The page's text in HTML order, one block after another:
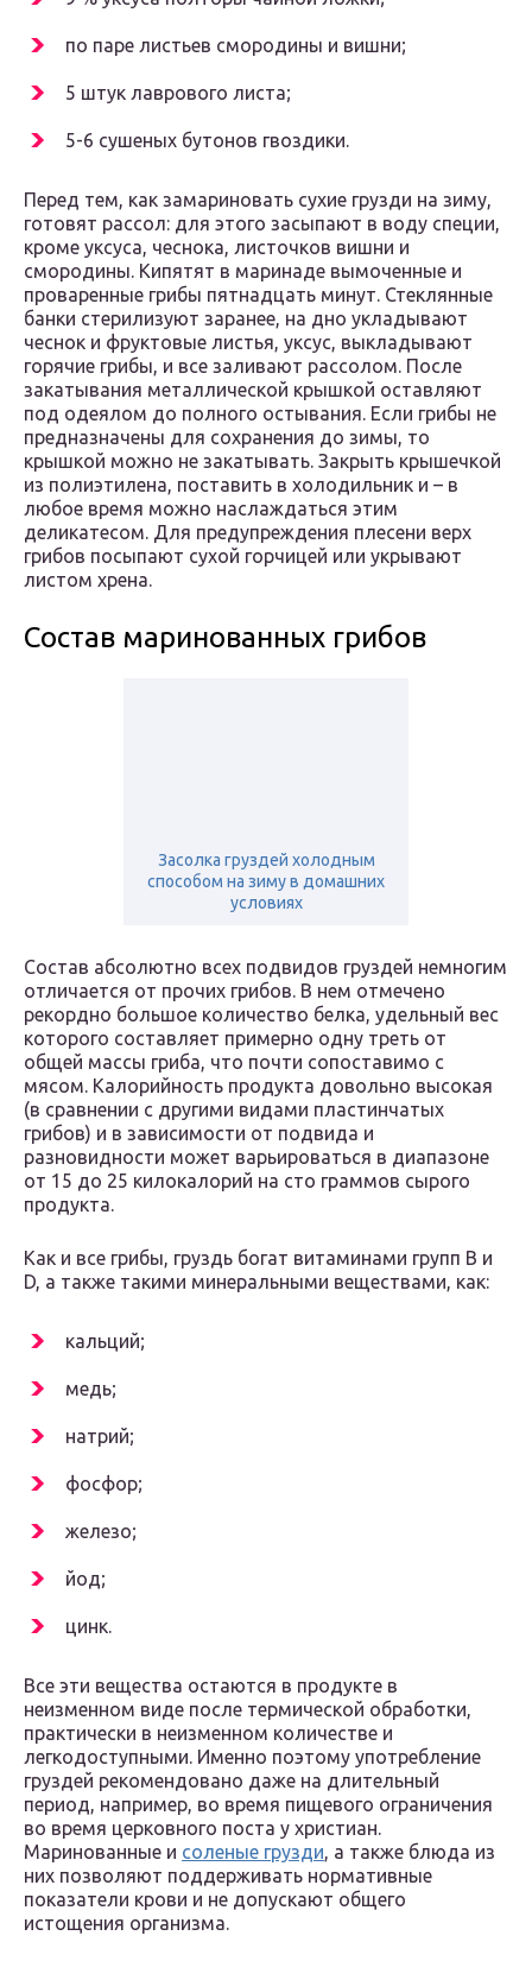
по паре листьев смородины и вишни;
5 штук лаврового листа;
5-6 сушеных бутонов гвоздики.
Перед тем, как замариновать сухие грузди на зиму,
готовят рассол: для этого засыпают в воду специи,
кроме уксуса, чеснока, листочков вишни и
смородины. Кипятят в маринаде вымоченные и
проваренные грибы пятнадцать минут. Стеклянные
банки стерилизуют заранее, на дно укладывают
чеснок и фруктовые листья, уксус, выкладывают
горячие грибы, и все заливают рассолом. После
закатывания металлической крышкой оставляют
под одеялом до полного остывания. Если грибы не
предназначены для сохранения до зимы, то
крышкой можно не закатывать. Закрыть крышечкой
из полиэтилена, поставить в холодильник и – в
любое время можно наслаждаться этим
деликатесом. Для предупреждения плесени верх
грибов посыпают сухой горчицей или укрывают
листом хрена.
Состав маринованных грибов
Засолка груздей холодным
способом на зиму в домашних
условиях
Состав абсолютно всех подвидов груздей немногим
отличается от прочих грибов. В нем отмечено
рекордно большое количество белка, удельный вес
которого составляет примерно одну треть от
общей массы гриба, что почти сопоставимо с
мясом. Калорийность продукта довольно высокая
(в сравнении с другими видами пластинчатых
грибов) и в зависимости от подвида и
разновидности может варьироваться в диапазоне
от 15 до 25 килокалорий на сто граммов сырого
продукта.
Как и все грибы, груздь богат витаминами групп В и
D, а также такими минеральными веществами, как:
кальций;
медь;
натрий;
фосфор;
железо;
йод;
цинк.
Все эти вещества остаются в продукте в
неизменном виде после термической обработки,
практически в неизменном количестве и
легкодоступными. Именно поэтому употребление
груздей рекомендовано даже на длительный
период, например, во время пищевого ограничения
во время церковного поста у христиан.
Маринованные и соленые грузди, а также блюда из
них позволяют поддерживать нормативные
показатели крови и не допускают общего
истощения организма.